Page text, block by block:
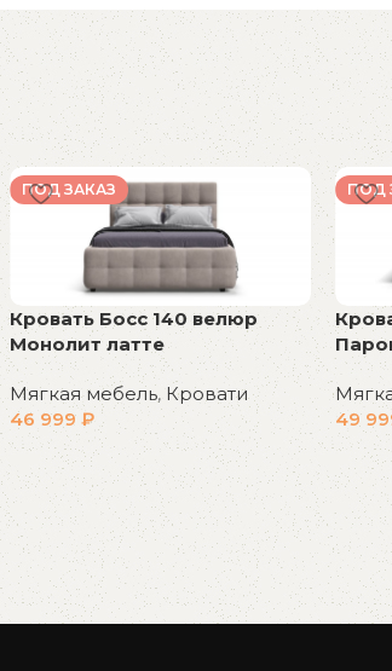
ПОД ЗАКАЗ
Кровать Босс 140 велюр
Монолит латте
Мягкая мебель, Кровати
46 999₽
В корзину
ПОД
49
В